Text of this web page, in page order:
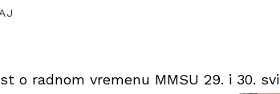
o radnom vremenu MMSU 29. i 30.